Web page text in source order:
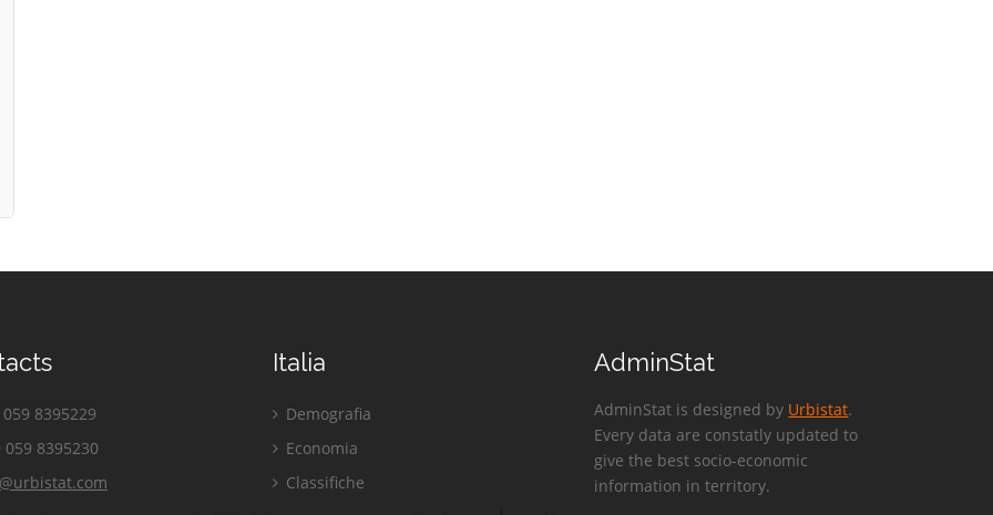
059 8395229
059 8395230
Italia
Demografia
Economia
Classifiche
AdminStat
AdminStat is designed by Urbistat.
Every data are constatly updated to
give the best socio-economic
information in territory.